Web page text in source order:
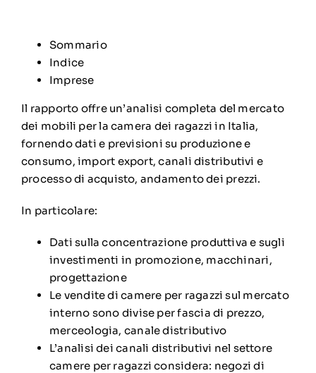
Sommario
Indice
Imprese
Il rapporto offre un’analisi completa del mercato
dei mobili per la camera dei ragazzi in Italia,
fornendo dati e previsioni su produzione e
consumo, import export, canali distributivi e
processo di acquisto, andamento dei prezzi.
In particolare:
Dati sulla concentrazione produttiva e sugli
investimenti in promozione, macchinari,
progettazione
Le vendite di camere per ragazzi sul mercato
interno sono divise per fascia di prezzo,
merceologia, canale distributivo
L’analisi dei canali distributivi nel settore
camere per ragazzi considera: negozi di